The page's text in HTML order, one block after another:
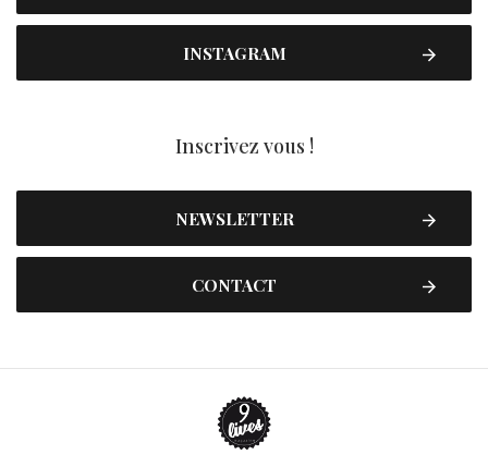
INSTAGRAM
Inscrivez vous !
NEWSLETTER
CONTACT